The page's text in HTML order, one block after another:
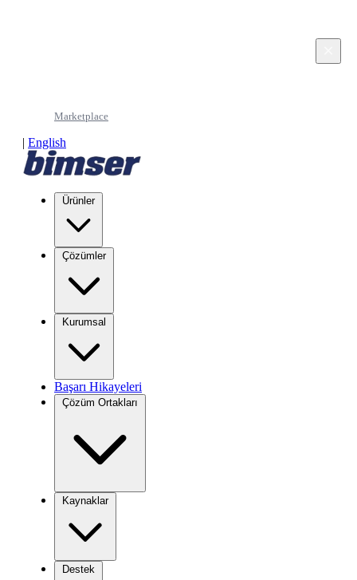
Marketplace
| English
Ürünler
Çözümler
Kurumsal
Başarı Hikayeleri
Çözüm Ortakları
Kaynaklar
Destek